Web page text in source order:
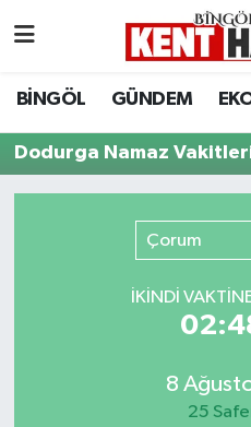
BİNGÖL GÜNDEM
Dodurga Namaz
Çorum
İKINDI
8
25
BİLİM-TEKNOLOJİ
DÜNYA
EKONOMİ
Bingöl Hava Durumu
Bingöl Namaz
Bingöl Trafik Yoğunluk
Süper Lig Puan
Son Dakika Haberleri